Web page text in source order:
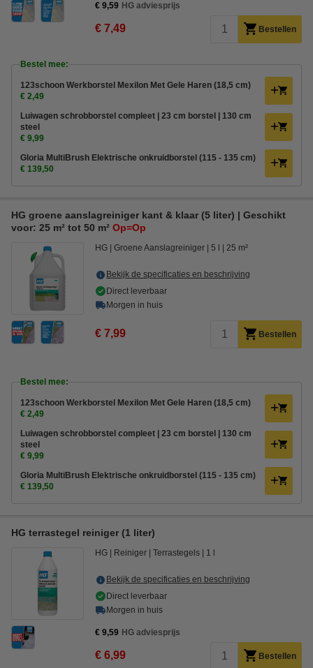
€ 9,59 HG adviesprijs
€ 7,49 Bestellen
Bestel mee:
123schoon Werkborstel Mexilon Met Gele Haren (18,5 cm)
€ 2,49
Luiwagen schrobborstel compleet | 23 cm borstel | 130 cm
steel
€ 9,99
Gloria MultiBrush Elektrische onkruidborstel (115 - 135 cm)
€ 139,50
HG groene aanslagreiniger kant & klaar (5 liter) | Geschikt
voor: 25 m² tot 50 m² Op=Op
HG Groene Aanslagreiniger 5 l 25 m²
Bekijk de specificaties en beschrijving
Direct leverbaar
Morgen in huis
€ 7,99 Bestellen
Bestel mee:
123schoon Werkborstel Mexilon Met Gele Haren (18,5 cm)
€ 2,49
Luiwagen schrobborstel compleet | 23 cm borstel | 130 cm
steel
€ 9,99
Gloria MultiBrush Elektrische onkruidborstel (115 - 135 cm)
€ 139,50
HG terrastegel reiniger (1 liter)
HG Reiniger Terrastegels 1 l
Bekijk de specificaties en beschrijving
Direct leverbaar
Morgen in huis
€ 9,59 HG adviesprijs
€ 6,99 Bestellen